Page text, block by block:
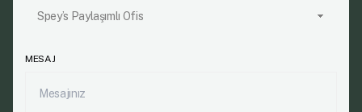
MESAJ